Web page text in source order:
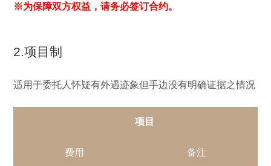
※为保障双方权益，请务必签订合约。
2.项目制
适用于委托人怀疑有外遇迹象但手边没有明确证据之情况
项目
费用 备注